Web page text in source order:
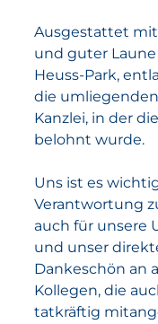
Ausgestattet
und guter
Heuss-Park,
die
Kanzlei, in der
belohnt wurde.
Uns ist es
Verantwortung
auch für unsere
und unser
Dankeschön an
Kollegen, die
tatkräftig